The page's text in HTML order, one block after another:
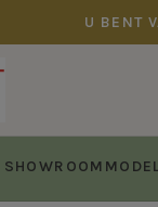
U BENT